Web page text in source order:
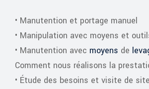
• Manutention et portage manuel
• Manipulation avec moyens et
• Manutention avec moyens de
Comment nous réalisons la
• Étude des besoins et visite de